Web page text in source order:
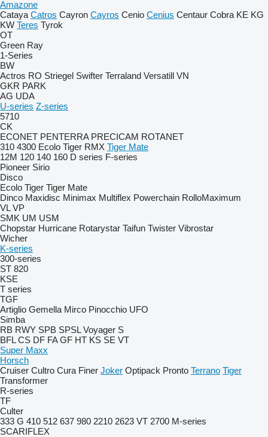
Amazone
Cataya Catros Cayron Cayros Cenio Cenius Centaur Cobra KE KG
KW Teres Tyrok
OT
Green Ray
1-Series
BW
Actros RO Striegel Swifter Terraland Versatill VN
GKR PARK
AG UDA
U-series Z-series
5710
CK
ECONET PENTERRA PRECICAM ROTANET
310 4300 Ecolo Tiger RMX Tiger Mate
12M 120 140 160 D series F-series
Pioneer Sirio
Disco
Ecolo Tiger Tiger Mate
Dinco Maxidisc Minimax Multiflex Powerchain RolloMaximum
VL VP
SMK UM USM
Chopstar Hurricane Rotarystar Taifun Twister Vibrostar
Wicher
K-series
300-series
ST 820
KSE
T series
TGF
Artiglio Gemella Mirco Pinocchio UFO
Simba
RB RWY SPB SPSL Voyager S
BFL CS DF FA GF HT KS SE VT
Super Maxx
Horsch
Cruiser Cultro Cura Finer Joker Optipack Pronto Terrano Tiger
Transformer
R-series
TF
Culter
333 G 410 512 637 980 2210 2623 VT 2700 M-series
SCARIFLEX